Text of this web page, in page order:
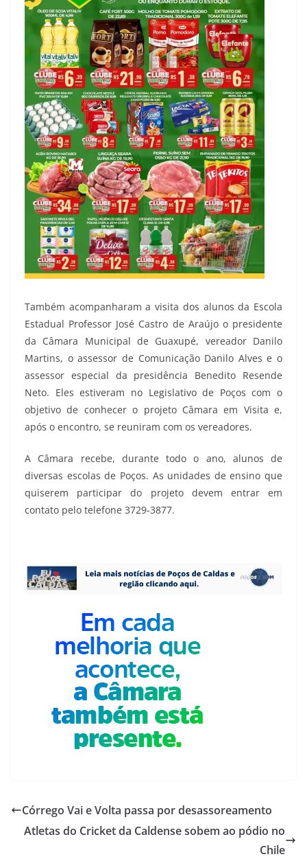
Também acompanharam a visita dos alunos da Escola
Estadual Professor José Castro de Araújo o presidente
da Câmara Municipal de Guaxupé, vereador Danilo
Martins, o assessor de Comunicação Danilo Alves e o
assessor especial da presidência Benedito Resende
Neto. Eles estiveram no Legislativo de Poços com o
objetivo de conhecer o projeto Câmara em Visita e,
após o encontro, se reuniram com os vereadores.
A Câmara recebe, durante todo o ano, alunos de
diversas escolas de Poços. As unidades de ensino que
quiserem participar do projeto devem entrar em
contato pelo telefone 3729-3877.
Córrego Vai e Volta passa por desassoreamento
Atletas do Cricket da Caldense sobem ao pódio no
Chile